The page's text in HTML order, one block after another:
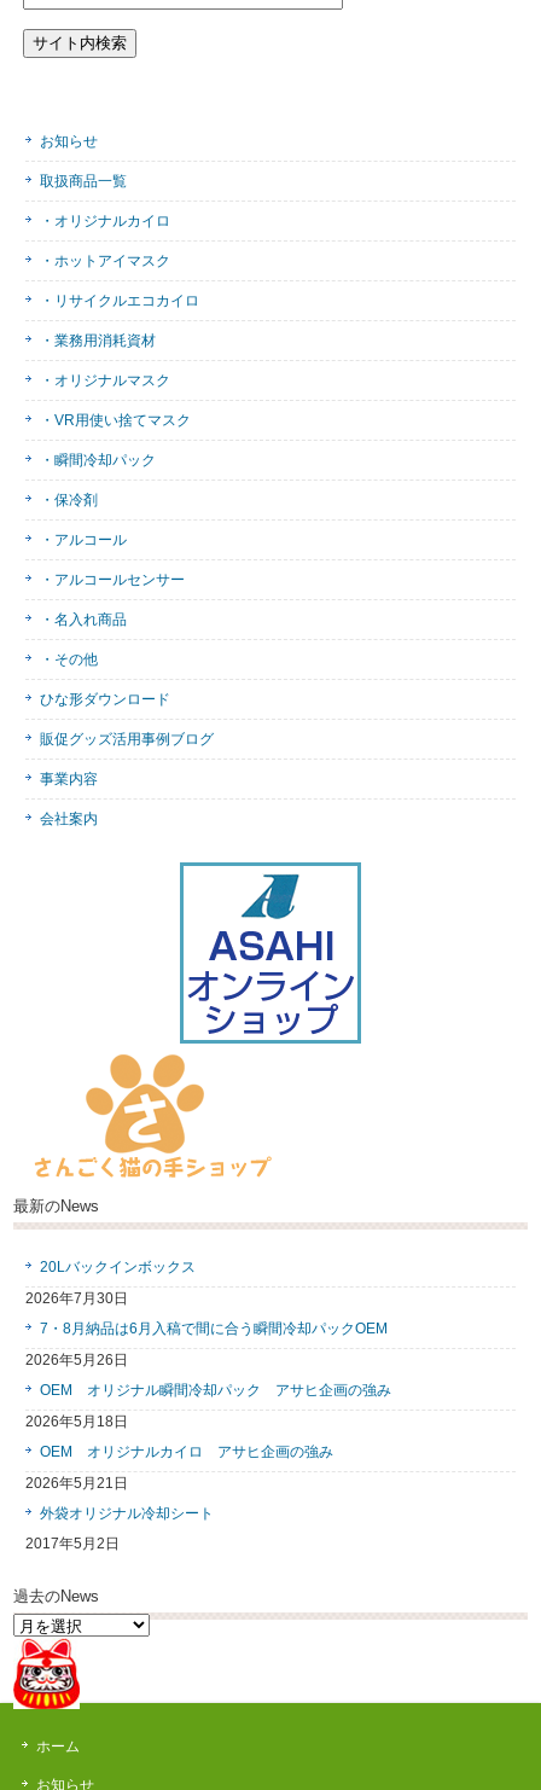
お知らせ
取扱商品一覧
・オリジナルカイロ
・ホットアイマスク
・リサイクルエコカイロ
・業務用消耗資材
・オリジナルマスク
・VR用使い捨てマスク
・瞬間冷却パック
・保冷剤
・アルコール
・アルコールセンサー
・名入れ商品
・その他
ひな形ダウンロード
販促グッズ活用事例ブログ
事業内容
会社案内
最新のNews
20Lバックインボックス
2026年7月30日
7・8月納品は6月入稿で間に合う瞬間冷却パックOEM
2026年5月26日
OEM オリジナル瞬間冷却パック アサヒ企画の強み
2026年5月18日
OEM オリジナルカイロ アサヒ企画の強み
2026年5月21日
外袋オリジナル冷却シート
2017年5月2日
過去のNews
過
去
の
News
ホーム
お知らせ